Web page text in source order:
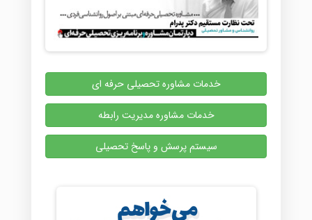
خدمات مشاوره تحصیلی حرفه ای
خدمات مشاوره مدیریت رابطه
سیستم پرسش و پاسخ تحصیلی